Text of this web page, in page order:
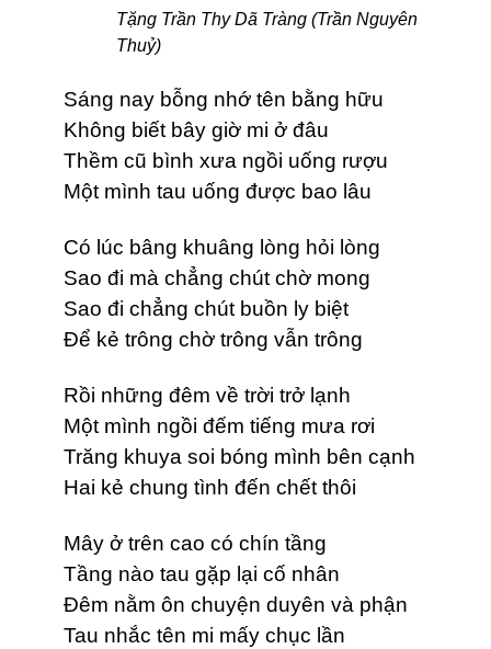
Tặng Trần Thy Dã Tràng (Trần Nguyên
Thuỷ)
Sáng nay bỗng nhớ tên bằng hữu
Không biết bây giờ mi ở đâu
Thềm cũ bình xưa ngồi uống rượu
Một mình tau uống được bao lâu
Có lúc bâng khuâng lòng hỏi lòng
Sao đi mà chẳng chút chờ mong
Sao đi chẳng chút buồn ly biệt
Để kẻ trông chờ trông vẫn trông
Rồi những đêm về trời trở lạnh
Một mình ngồi đếm tiếng mưa rơi
Trăng khuya soi bóng mình bên cạnh
Hai kẻ chung tình đến chết thôi
Mây ở trên cao có chín tầng
Tầng nào tau gặp lại cố nhân
Đêm nằm ôn chuyện duyên và phận
Tau nhắc tên mi mấy chục lần